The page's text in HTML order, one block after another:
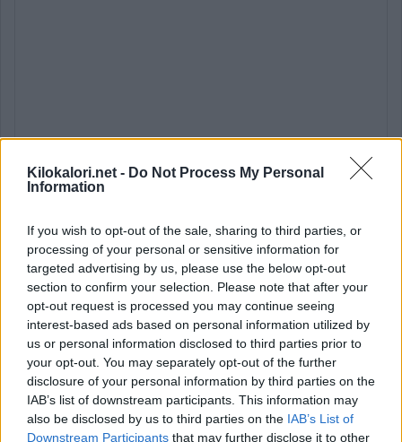
Kilokalori.net - Do Not Process My Personal
Information
If you wish to opt-out of the sale, sharing to third parties, or
processing of your personal or sensitive information for
targeted advertising by us, please use the below opt-out
section to confirm your selection. Please note that after your
opt-out request is processed you may continue seeing
interest-based ads based on personal information utilized by
us or personal information disclosed to third parties prior to
your opt-out. You may separately opt-out of the further
disclosure of your personal information by third parties on the
IAB’s list of downstream participants. This information may
also be disclosed by us to third parties on the IAB’s List of
Downstream Participants that may further disclose it to other
Lähde: käyttäjien luoma (3.7.2023 ).Ovatko tiedot puutteelliset tai
virheelliset?Muokkaa tätä ruokaa
* Tavoite kertoo ravintoaineen määrän ja osuuden viittellisestä
päiväsaannista.Ravintoaineiden ja energian viitteellinen päiväsaanti
perustuusuomalaisiin ravitsemussuosituksiin.
Ravintoaineidensuositukset lasketaan tiedoilla:Aikuinen
keskivertokäyttäjä 2 000 kcal.